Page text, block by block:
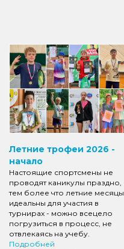
Летние трофеи 2026 -
начало
Настоящие спортсмены не
проводят каникулы праздно,
тем более что летние месяцы
идеальны для участия в
турнирах - можно всецело
погрузиться в процесс, не
отвлекаясь на учебу.
Подробней